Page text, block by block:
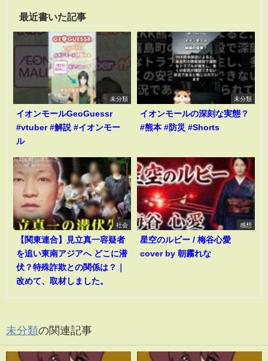
最近書いた記事
未分類
イオンモールGeoGuessr
#vtuber #解説 #イオンモー
ル
未分類
イオンモールの深刻な実態？
#熊本 #防災 #Shorts
社会
【関東連合】見立真一容疑者
を追い東南アジアへ どこに潜
伏？特殊詐欺との関係は？｜
改めて、取材しました。
感想
星空のルビー / 梅谷心愛
cover by 朝霧れな
未分類の関連記事